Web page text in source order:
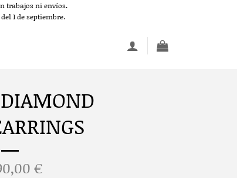
trabajos ni envíos.
1 de septiembre.
€